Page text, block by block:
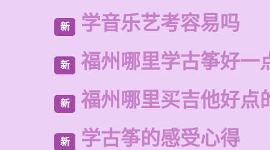
新 学音乐艺考容易吗
新 福州哪里学古筝好一
新 福州哪里买吉他好点
新 学古筝的感受心得